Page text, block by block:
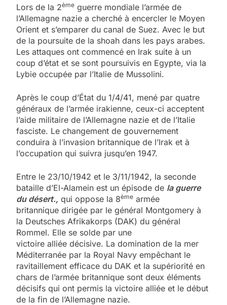
Lors de la 2ème guerre mondiale l’armée de
l’Allemagne nazie a cherché à encercler le Moyen
Orient et s’emparer du canal de Suez. Avec le but
de la poursuite de la shoah dans les pays arabes.
Les attaques ont commencé en Irak suite à un
coup d’état et se sont poursuivis en Egypte, via la
Lybie occupée par l’Italie de Mussolini.
Après le coup d’État du 1/4/41, mené par quatre
généraux de l’armée irakienne, ceux-ci acceptent
l’aide militaire de l’Allemagne nazie et de l’Italie
fasciste. Le changement de gouvernement
conduira à l’invasion britannique de l’Irak et à
l’occupation qui suivra jusqu’en 1947.
Entre le 23/10/1942 et le 3/11/1942, la seconde
bataille d’El-Alamein est un épisode de la guerre
du désert., qui oppose la 8ème armée
britannique dirigée par le général Montgomery à
la Deutsches Afrikakorps (DAK) du général
Rommel. Elle se solde par une
victoire alliée décisive. La domination de la mer
Méditerranée par la Royal Navy empêchant le
ravitaillement efficace du DAK et la supériorité en
chars de l’armée britannique sont deux éléments
décisifs qui ont permis la victoire alliée et le début
de la fin de l’Allemagne nazie.